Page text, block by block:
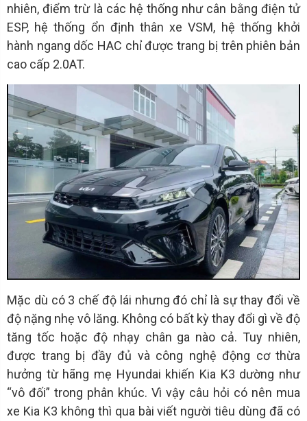
nhiên, điểm trừ là các hệ thống như cân bằng điện tử
ESP, hệ thống ổn định thân xe VSM, hệ thống khởi
hành ngang dốc HAC chỉ được trang bị trên phiên bản
cao cấp 2.0AT.
Mặc dù có 3 chế độ lái nhưng đó chỉ là sự thay đổi về
độ nặng nhẹ vô lăng. Không có bất kỳ thay đổi gì về độ
tăng tốc hoặc độ nhạy chân ga nào cả. Tuy nhiên,
được trang bị đầy đủ và công nghệ động cơ thừa
hưởng từ hãng mẹ Hyundai khiến Kia K3 dường như
“vô đối” trong phân khúc. Vì vậy câu hỏi có nên mua
xe Kia K3 không thì qua bài viết người tiêu dùng đã có